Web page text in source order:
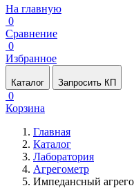
На главную
0
Сравнение
0
Избранное
Каталог Запросить КП
0
Корзина
Главная
Каталог
Лаборатория
Агрегометр
Импедансный